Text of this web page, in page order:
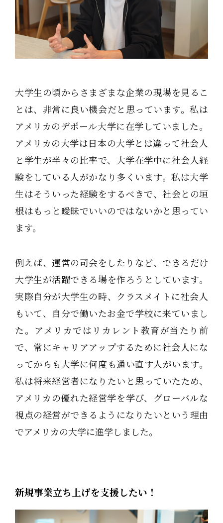
大学生の頃からさまざまな企業の現場を見るこ
とは、非常に良い機会だと思っています。私は
アメリカのデポール大学に在学していました。
アメリカの大学は日本の大学とは違って社会人
と学生が半々の比率で、大学在学中に社会人経
験をしている人がかなり多くいます。私は大学
生はそういった経験をするべきで、社会との垣
根はもっと曖昧でいいのではないかと思ってい
ます。
例えば、運営の司会をしたりなど、できるだけ
大学生が活躍できる場を作ろうとしています。
実際自分が大学生の時、クラスメイトに社会人
もいて、自分で働いたお金で学校に来ていまし
た。アメリカではリカレント教育が当たり前
で、常にキャリアアップするために社会人にな
ってからも大学に何度も通い直す人がいます。
私は将来経営者になりたいと思っていたため、
アメリカの優れた経営学を学び、グローバルな
視点の経営ができるようになりたいという理由
でアメリカの大学に進学しました。
新規事業立ち上げを支援したい！